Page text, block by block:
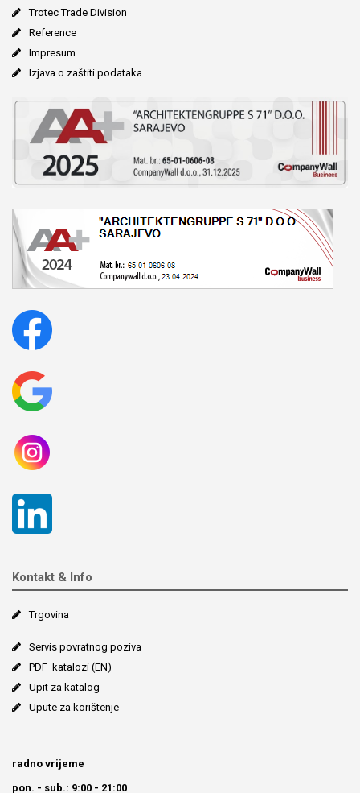
Trotec Trade Division
Reference
Impresum
Izjava o zaštiti podataka
Kontakt & Info
Trgovina
Servis povratnog poziva
PDF_katalozi (EN)
Upit za katalog
Upute za korištenje
radno vrijeme
pon. - sub.: 9:00 - 21:00